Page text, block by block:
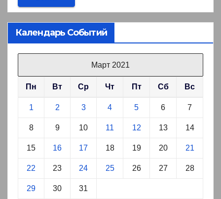
Календарь Событий
Март 2021
Пн Вт Ср Чт Пт Сб Вс
1 2 3 4 5 6 7
8 9 10 11 12 13 14
15 16 17 18 19 20 21
22 23 24 25 26 27 28
29 30 31